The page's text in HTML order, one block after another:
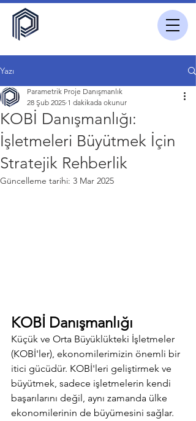
Yazı
KOBİ Danışmanlığı:
İşletmeleri Büyütmek İçin
Stratejik Rehberlik
Parametrik Proje Danışmanlık
28 Şub 2025 1 dakikada okunur
Güncelleme tarihi: 3 Mar 2025
KOBİ Danışmanlığı
Küçük ve Orta Büyüklükteki İşletmeler
(KOBİ'ler), ekonomilerimizin önemli bir
itici gücüdür. KOBİ'leri geliştirmek ve
büyütmek, sadece işletmelerin kendi
başarılarını değil, aynı zamanda ülke
ekonomilerinin de büyümesini sağlar.